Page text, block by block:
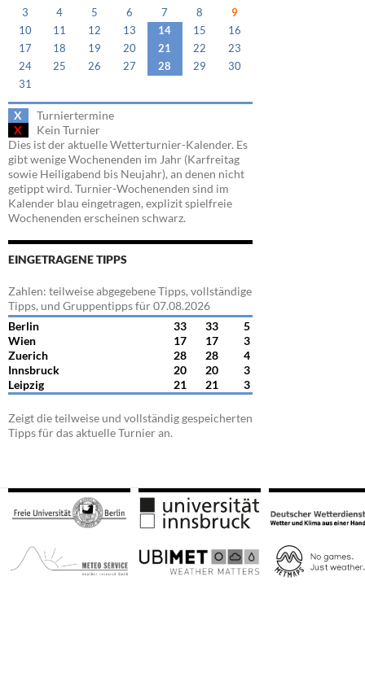
3
4 5 6 7 8
9
10
11 12 13 14 15
16
17
18 19 20 21 22
23
24
25 26 27 28 29
30
31
X
Turniertermine
X
Kein Turnier
Dies ist der aktuelle Wetterturnier-Kalender. Es
gibt wenige Wochenenden im Jahr (Karfreitag
sowie Heiligabend bis Neujahr), an denen nicht
getippt wird. Turnier-Wochenenden sind im
Kalender blau eingetragen, explizit spielfreie
Wochenenden erscheinen schwarz.
EINGETRAGENE TIPPS
Zahlen: teilweise abgegebene Tipps, vollständige
Tipps, und Gruppentipps für 07.08.2026
Berlin
33 33
5
Wien
17 17
3
Zuerich
28 28
4
Innsbruck
20 20
3
Leipzig
21 21 3
Zeigt die teilweise und vollständig gespeicherten
Tipps für das aktuelle Turnier an.